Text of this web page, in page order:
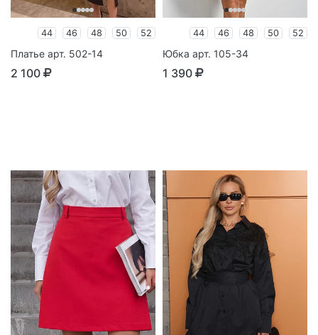
44 46 48 50 52
Платье арт. 502-14
2 100
44 46 48 50 52
Юбка арт. 105-34
1 390